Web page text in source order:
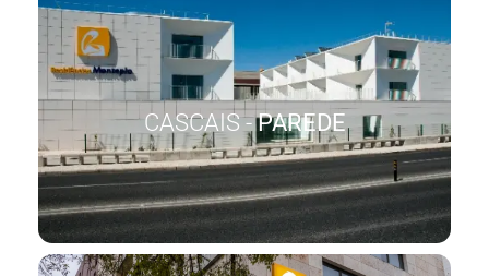
CASCAIS -PAREDE